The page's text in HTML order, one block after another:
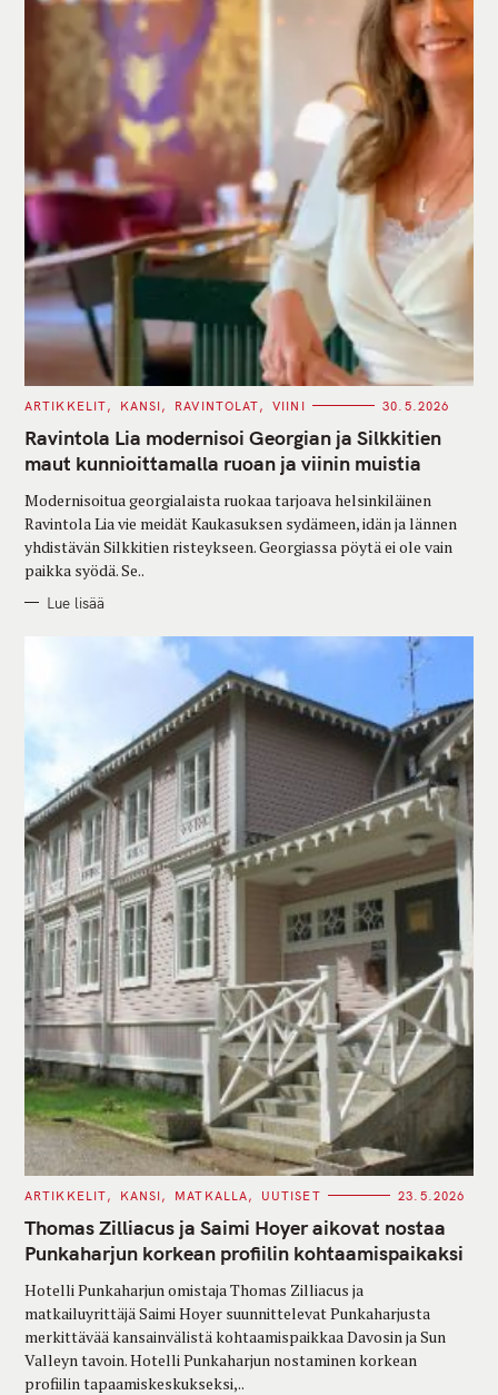
C
T
E
G
O
I
E
S
ARTIKKELIT KANSI RAVINTOLAT VIINI 30.5.2026
Ravintola Lia modernisoi Georgian ja Silkkitien
maut kunnioittamalla ruoan ja viinin muistia
Modernisoitua georgialaista ruokaa tarjoava helsinkiläinen
Ravintola Lia vie meidät Kaukasuksen sydämeen, idän ja lännen
yhdistävän Silkkitien risteykseen. Georgiassa pöytä ei ole vain
paikka syödä. Se..
Lue lisää
C
T
E
G
O
I
E
S
ARTIKKELIT KANSI MATKALLA UUTISET 23.5.2026
Thomas Zilliacus ja Saimi Hoyer aikovat nostaa
Punkaharjun korkean profiilin kohtaamispaikaksi
Hotelli Punkaharjun omistaja Thomas Zilliacus ja
matkailuyrittäjä Saimi Hoyer suunnittelevat Punkaharjusta
merkittävää kansainvälistä kohtaamispaikkaa Davosin ja Sun
Valleyn tavoin. Hotelli Punkaharjun nostaminen korkean
profiilin tapaamiskeskukseksi,..